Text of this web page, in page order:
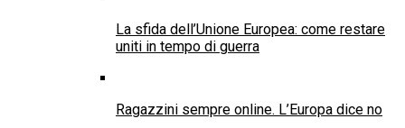
La sfida dell’Unione Europea: come restare
uniti in tempo di guerra
Ragazzini sempre online. L’Europa dice no